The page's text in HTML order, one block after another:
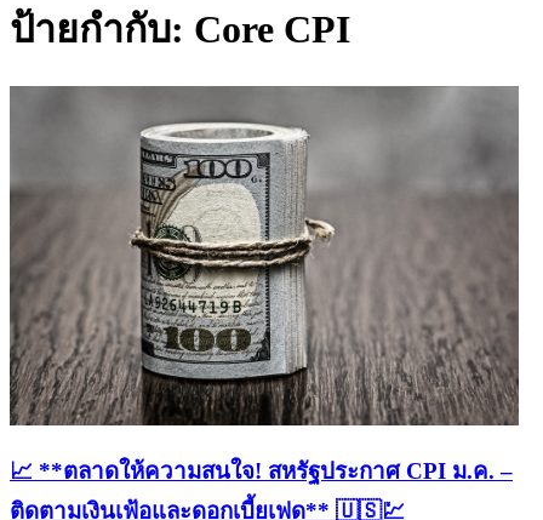
ป้ายกำกับ: Core CPI
📈 **ตลาดให้ความสนใจ! สหรัฐประกาศ CPI ม.ค. –
ติดตามเงินเฟ้อและดอกเบี้ยเฟด** 🇺🇸💹